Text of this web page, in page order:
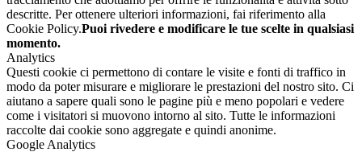
descritte. Per ottenere ulteriori informazioni, fai riferimento alla
Cookie Policy.Puoi rivedere e modificare le tue scelte in qualsiasi
momento.
Analytics
Questi cookie ci permettono di contare le visite e fonti di traffico in
modo da poter misurare e migliorare le prestazioni del nostro sito. Ci
aiutano a sapere quali sono le pagine più e meno popolari e vedere
come i visitatori si muovono intorno al sito. Tutte le informazioni
raccolte dai cookie sono aggregate e quindi anonime.
Google Analytics